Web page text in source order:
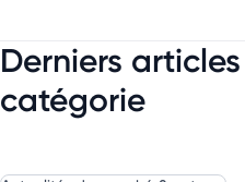
Derniers
catégorie